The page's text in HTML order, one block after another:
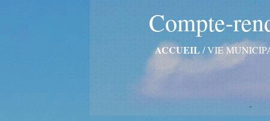
Compte-
ACCUEIL/VIE